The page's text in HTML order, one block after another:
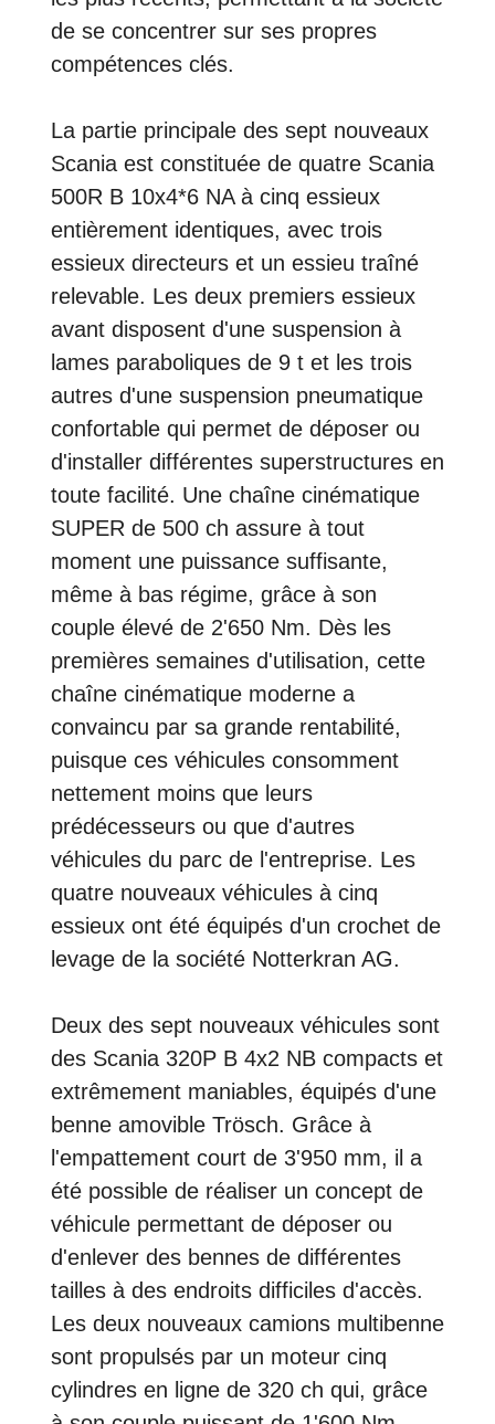
de se concentrer sur ses propres
compétences clés.
La partie principale des sept nouveaux
Scania est constituée de quatre Scania
500R B 10x4*6 NA à cinq essieux
entièrement identiques, avec trois
essieux directeurs et un essieu traîné
relevable. Les deux premiers essieux
avant disposent d'une suspension à
lames paraboliques de 9 t et les trois
autres d'une suspension pneumatique
confortable qui permet de déposer ou
d'installer différentes superstructures en
toute facilité. Une chaîne cinématique
SUPER de 500 ch assure à tout
moment une puissance suffisante,
même à bas régime, grâce à son
couple élevé de 2'650 Nm. Dès les
premières semaines d'utilisation, cette
chaîne cinématique moderne a
convaincu par sa grande rentabilité,
puisque ces véhicules consomment
nettement moins que leurs
prédécesseurs ou que d'autres
véhicules du parc de l'entreprise. Les
quatre nouveaux véhicules à cinq
essieux ont été équipés d'un crochet de
levage de la société Notterkran AG.
Deux des sept nouveaux véhicules sont
des Scania 320P B 4x2 NB compacts et
extrêmement maniables, équipés d'une
benne amovible Trösch. Grâce à
l'empattement court de 3'950 mm, il a
été possible de réaliser un concept de
véhicule permettant de déposer ou
d'enlever des bennes de différentes
tailles à des endroits difficiles d'accès.
Les deux nouveaux camions multibenne
sont propulsés par un moteur cinq
cylindres en ligne de 320 ch qui, grâce